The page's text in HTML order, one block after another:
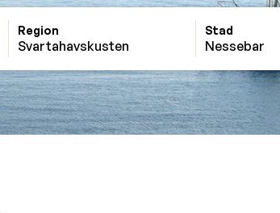
Region
Svartahavskusten
Stad
Nessebar